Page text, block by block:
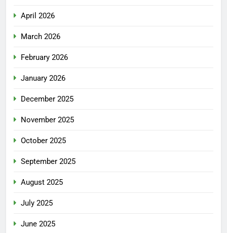
April 2026
March 2026
February 2026
January 2026
December 2025
November 2025
October 2025
September 2025
August 2025
July 2025
June 2025